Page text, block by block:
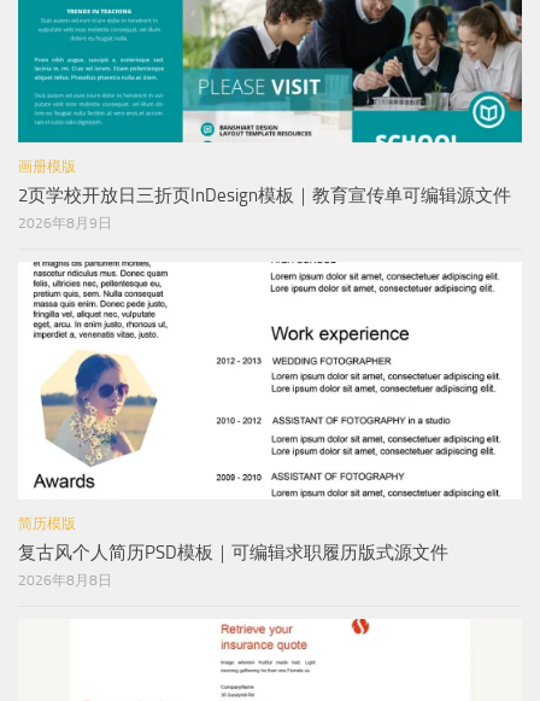
画册模版
2页学校开放日三折页InDesign模板｜教育宣传单可编辑源文件
2026年8月9日
简历模版
复古风个人简历PSD模板｜可编辑求职履历版式源文件
2026年8月8日